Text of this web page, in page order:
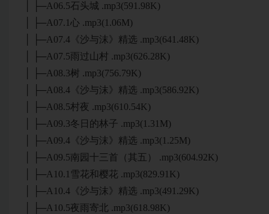
│ ├─A06.5石头城 .mp3(591.98K)
│ ├─A07.1心 .mp3(1.06M)
│ ├─A07.4《沙与沫》精选 .mp3(641.48K)
│ ├─A07.5雨过山村 .mp3(626.28K)
│ ├─A08.3树 .mp3(756.79K)
│ ├─A08.4《沙与沫》精选 .mp3(586.92K)
│ ├─A08.5村夜 .mp3(610.54K)
│ ├─A09.3冬日的林子 .mp3(1.31M)
│ ├─A09.4《沙与沫》精选 .mp3(1.25M)
│ ├─A09.5南园十三首（其五） .mp3(604.92K)
│ ├─A10.1雪花和樱花 .mp3(829.91K)
│ ├─A10.4《沙与沫》精选 .mp3(491.29K)
│ ├─A10.5夜雨寄北 .mp3(618.98K)